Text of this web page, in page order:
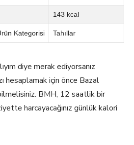
143 kcal
Kategorisi Tahıllar
diye merak ediyorsanız
hesaplamak için önce Bazal
BMH, 12 saatlik bir
harcayacağınız günlük kalori